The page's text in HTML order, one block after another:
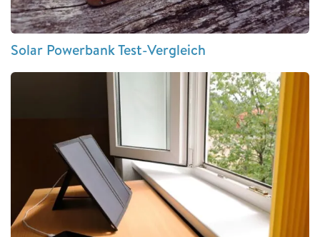
Solar Powerbank Test-Vergleich